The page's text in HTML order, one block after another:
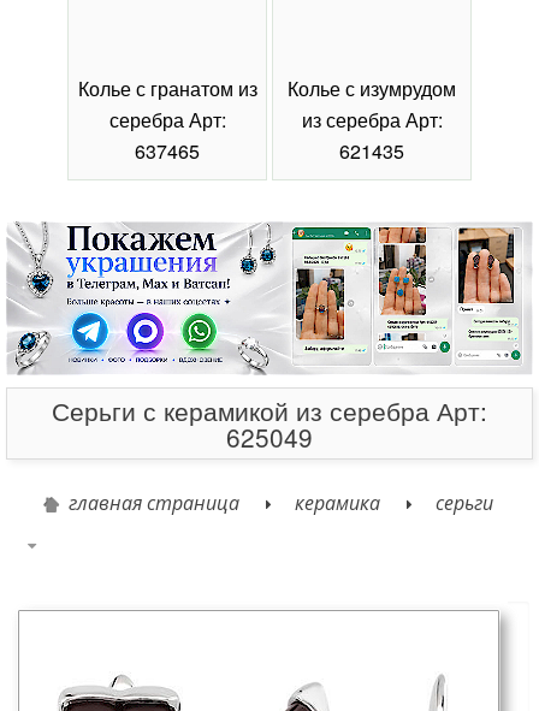
Колье с гранатом из
серебра Арт:
637465
Колье с изумрудом
из серебра Арт:
621435
Серьги с керамикой из серебра Арт:
625049
главная страница керамика серьги